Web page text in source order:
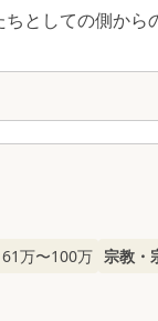
としての側か
61万〜100万 宗教・